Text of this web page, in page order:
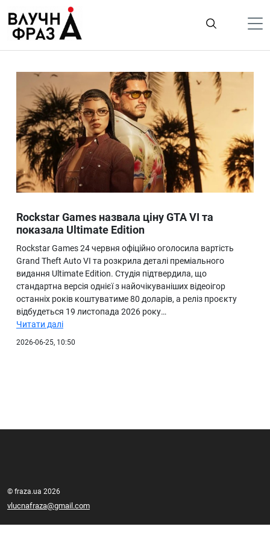
содержимому
Гроші
Життя
Лайфстайл
ТехноНаука
Людина
Ukraine
Про нас
Rockstar Games назвала ціну GTA VI та
показала Ultimate Edition
Rockstar Games 24 червня офіційно оголосила вартість
Grand Theft Auto VI та розкрила деталі преміального
видання Ultimate Edition. Студія підтвердила, що
стандартна версія однієї з найочікуваніших відеоігор
останніх років коштуватиме 80 доларів, а реліз проєкту
відбудеться 19 листопада 2026 року…
Читати далі
2026-06-25, 10:50
© fraza.ua 2026
vlucnafraza@gmail.com